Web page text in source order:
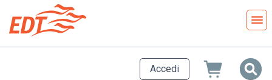
contenuto
principale
Accedi